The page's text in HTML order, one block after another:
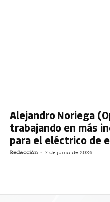
Alejandro Noriega
trabajando en más
para el eléctrico de
Redacción - 7 de junio de 2026